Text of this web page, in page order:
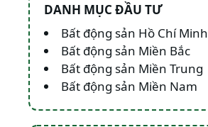
DANH MỤC ĐẦU TƯ
Bất động sản Hồ Chí Minh
Bất động sản Miền Bắc
Bất động sản Miền Trung
Bất động sản Miền Nam